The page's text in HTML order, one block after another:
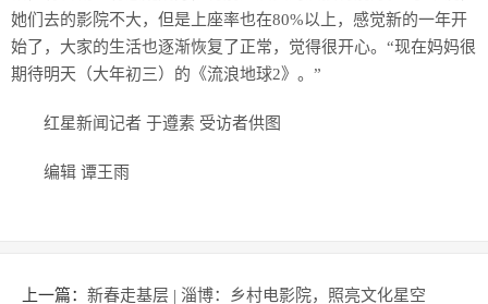
她们去的影院不大，但是上座率也在80%以上，感觉新的一年开
始了，大家的生活也逐渐恢复了正常，觉得很开心。“现在妈妈很
期待明天（大年初三）的《流浪地球2》。”
红星新闻记者 于遵素 受访者供图
编辑 谭王雨
上一篇： 新春走基层 | 淄博：乡村电影院，照亮文化星空